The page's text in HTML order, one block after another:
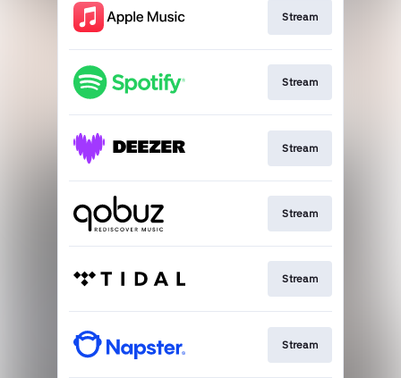
Stream
Stream
Stream
Stream
Stream
Stream